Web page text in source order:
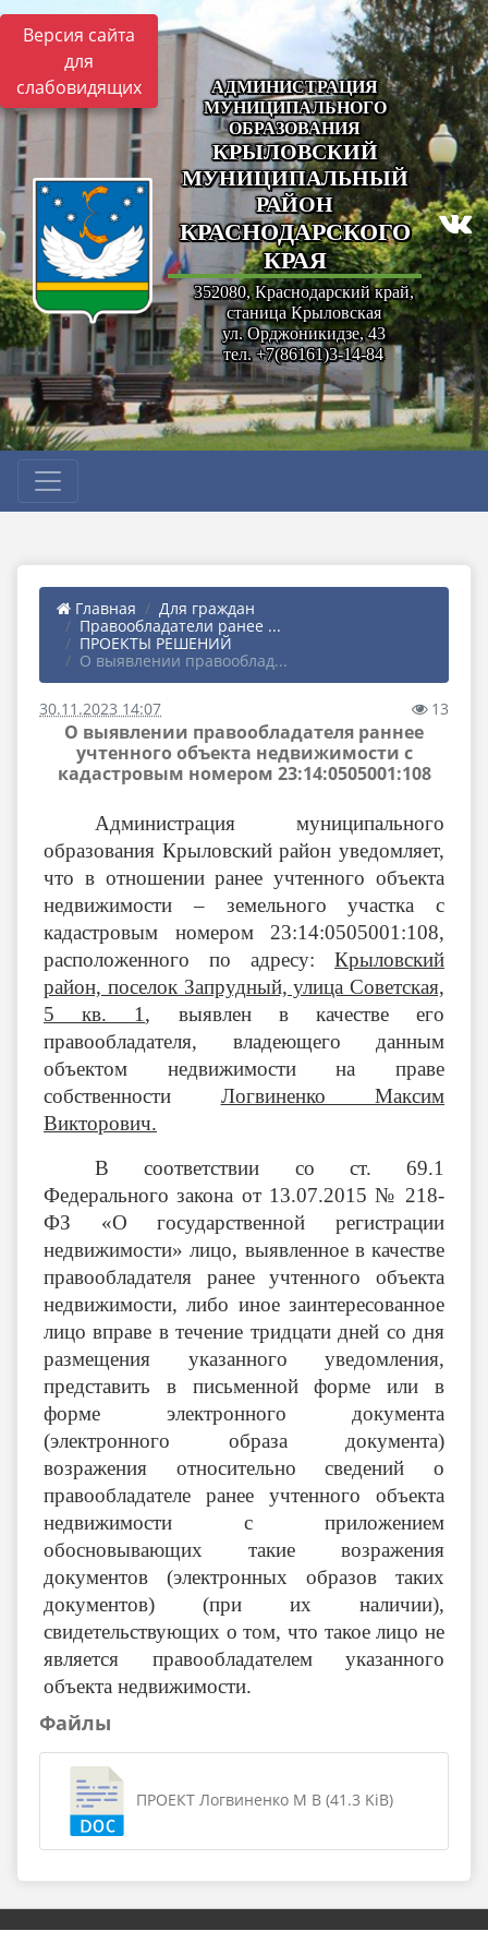
Версия сайта
для
слабовидящих
АДМИНИСТРАЦИЯ
МУНИЦИПАЛЬНОГО
ОБРАЗОВАНИЯ
КРЫЛОВСКИЙ
МУНИЦИПАЛЬНЫЙ
РАЙОН
КРАСНОДАРСКОГО
КРАЯ
352080, Краснодарский край,
станица Крыловская
ул. Орджоникидзе, 43
тел. +7(86161)3-14-84
Главная
Для граждан
Правообладатели ранее ...
ПРОЕКТЫ РЕШЕНИЙ
О выявлении правооблад...
30.11.2023 14:07 13
О выявлении правообладателя раннее
учтенного объекта недвижимости с
кадастровым номером 23:14:0505001:108
Администрация муниципального
образования Крыловский район уведомляет,
что в отношении ранее учтенного объекта
недвижимости – земельного участка с
кадастровым номером 23:14:0505001:108,
расположенного по адресу: Крыловский
район, поселок Запрудный, улица Советская,
5 кв. 1 , выявлен в качестве его
правообладателя, владеющего данным
объектом недвижимости на праве
собственности Логвиненко Максим
Викторович.
В соответствии со ст. 69.1
Федерального закона от 13.07.2015 № 218-
ФЗ «О государственной регистрации
недвижимости» лицо, выявленное в качестве
правообладателя ранее учтенного объекта
недвижимости, либо иное заинтересованное
лицо вправе в течение тридцати дней со дня
размещения указанного уведомления,
представить в письменной форме или в
форме электронного документа
(электронного образа документа)
возражения относительно сведений о
правообладателе ранее учтенного объекта
недвижимости с приложением
обосновывающих такие возражения
документов (электронных образов таких
документов) (при их наличии),
свидетельствующих о том, что такое лицо не
является правообладателем указанного
объекта недвижимости.
Файлы
ПРОЕКТ Логвиненко М В (41.3 KiB)